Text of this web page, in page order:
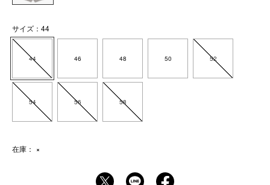
サイズ：44
44 46 48 50 52
54 56 58
在庫： ×